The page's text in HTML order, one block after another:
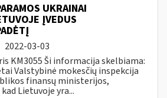
UKRAINAI
ĮVEDUS
2022-03-03
KM3055 Ši informacija skelbiama:
Valstybinė mokesčių inspekcija
finansų ministerijos,
Lietuvoje yra...